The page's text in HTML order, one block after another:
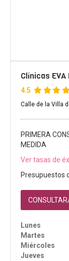
Clínicas EVA
4.5
Calle de la Villa
PRIMERA
MEDIDA
Ver tasas de
Presupuestos
Lunes
Martes
Miércoles
Jueves